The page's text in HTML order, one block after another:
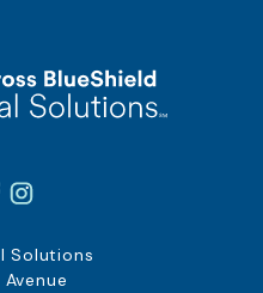
Solutions